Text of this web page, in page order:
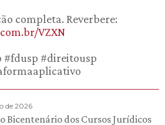
completa. Reverbere:
VZXN
#direitousp
de 2026
Bicentenário dos Cursos Jurídicos